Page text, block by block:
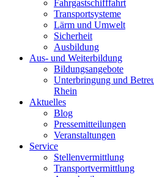
Fahrgastschifffahrt
Transportsysteme
Lärm und Umwelt
Sicherheit
Ausbildung
Aus- und Weiterbildung
Bildungsangebote
Unterbringung und
Rhein
Aktuelles
Blog
Pressemitteilungen
Veranstaltungen
Service
Stellenvermittlung
Transportvermittlung